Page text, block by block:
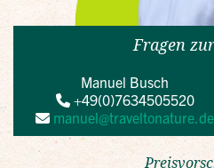
Fragen
Manuel Busch
+49(0)7634505520
manuel@traveltonature.de